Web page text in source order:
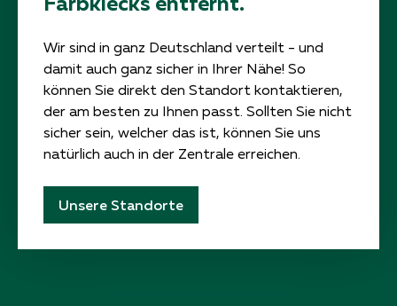
Wir sind in ganz Deutschland verteilt - und
damit auch ganz sicher in Ihrer Nähe! So
können Sie direkt den Standort kontaktieren,
der am besten zu Ihnen passt. Sollten Sie nicht
sicher sein, welcher das ist, können Sie uns
natürlich auch in der Zentrale erreichen.
Unsere Standorte